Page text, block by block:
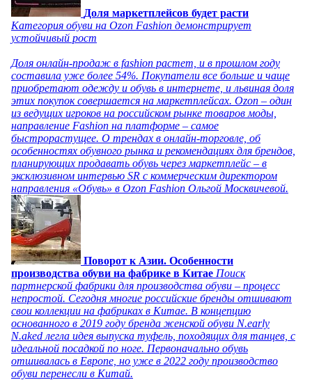
Доля маркетплейсов будет расти
Категория обуви на Ozon Fashion демонстрирует
устойчивый рост
Доля онлайн-продаж в fashion растет, и в прошлом году
составила уже более 54%. Покупатели все больше и чаще
приобретают одежду и обувь в интернете, и львиная доля
этих покупок совершается на маркетплейсах. Ozon – один
из ведущих игроков на российском рынке товаров моды,
направление Fashion на платформе – самое
быстрорастущее. О трендах в онлайн-торговле, об
особенностях обувного рынка и рекомендациях для брендов,
планирующих продавать обувь через маркетплейс – в
эксклюзивном интервью SR с коммерческим директором
направления «Обувь» в Ozon Fashion Ольгой Москвичевой.
Поворот к Азии. Особенности
производства обуви на фабрике в Китае Поиск
партнерской фабрики для производства обуви – процесс
непростой. Сегодня многие российские бренды отшивают
свои коллекции на фабриках в Китае. В концепцию
основанного в 2019 году бренда женской обуви N.early
N.aked легла идея выпуска туфель, походящих для танцев, с
идеальной посадкой по ноге. Первоначально обувь
отшивалась в Европе, но уже в 2022 году производство
обуви перенесли в Китай.